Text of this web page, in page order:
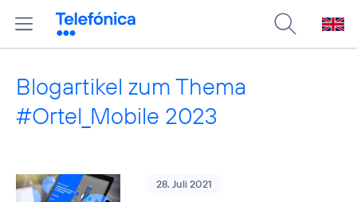
Blogartikel zum Thema
#Ortel_Mobile 2023
28. Juli 2021